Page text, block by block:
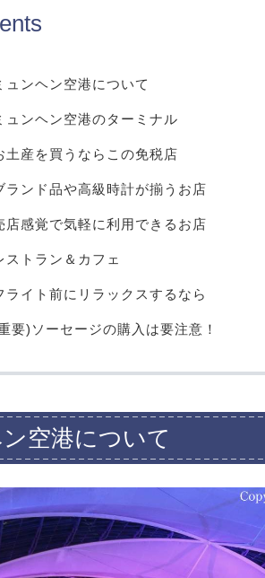
ュンヘン空港について
ュンヘン空港のターミナル
土産を買うならこの免税店
ランド品や高級時計が揃うお店
店感覚で気軽に利用できるお店
ストラン＆カフェ
ライト前にリラックスするなら
要)ソーセージの購入は要注意！
空港について